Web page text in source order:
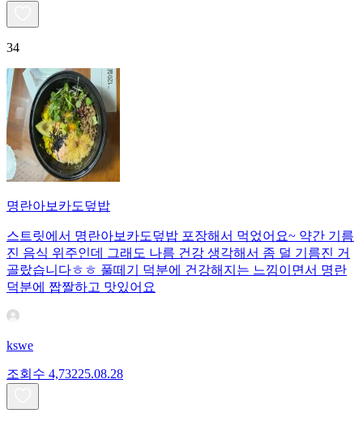
34
명란아보카도덮밥
스트릿에서 명란아보카도덮밥 포장해서 먹었어요~ 약간 기름
진 음식 위주인데 그래도 나름 건강 생각해서 좀 덜 기름진 거
골랐습니다ㅎㅎ 풀떼기 덕분에 건강해지는 느낌이면서 명란
덕분에 짭짤하고 맛있어요
kswe
조회수 4,73225.08.28